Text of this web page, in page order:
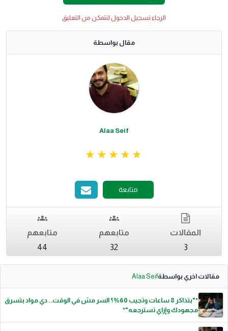
الرجاء تسجيل الدخول لتتمكن من التعليق
مقال بواسطة
Alaa Seif
متابعة
المقالات
3
متابعهم
32
متابعهم
44
مقالات اخري بواسطةAlaa Seif
*"بتذاكر 8 ساعات وتجيب 60%؟ السر مش في الوقت.. دي مواد بتسرق
مجهودك وإزاي تسترجعه"*